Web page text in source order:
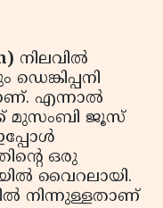
നിലവില്‍
ഡെങ്കിപ്പനി
എന്നാല്‍
മുസംബി ജൂസ്
ഒരു
വൈറലായി.
നിന്നുള്ളതാണ്